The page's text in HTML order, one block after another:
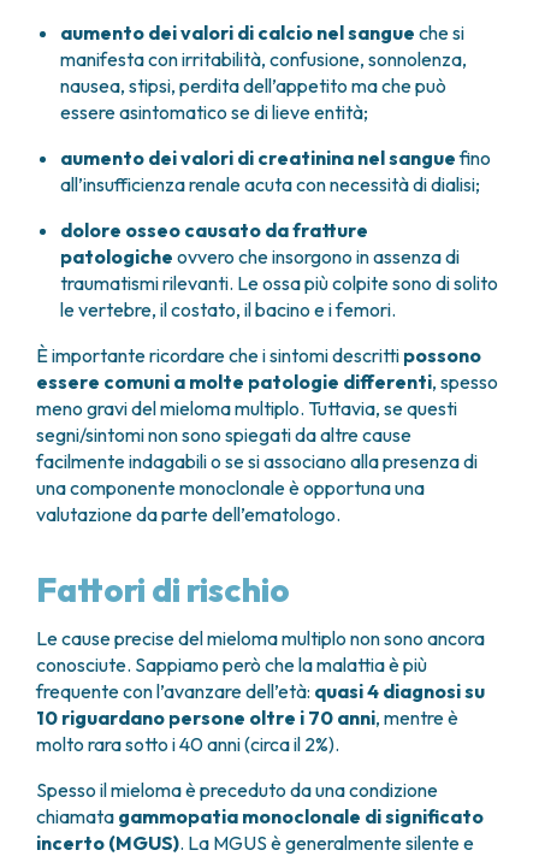
aumento dei valori di calcio nel sangue che si
manifesta con irritabilità, confusione, sonnolenza,
nausea, stipsi, perdita dell’appetito ma che può
essere asintomatico se di lieve entità;
aumento dei valori di creatinina nel sanguefino
all’insufficienza renale acuta con necessità di dialisi;
dolore osseo causato da fratture
patologiche ovvero che insorgono in assenza di
traumatismi rilevanti. Le ossa più colpite sono di solito
le vertebre, il costato, il bacino e i femori.
È importante ricordare che i sintomi descritti possono
essere comuni a molte patologie differenti, spesso
meno gravi del mieloma multiplo. Tuttavia, se questi
segni/sintomi non sono spiegati da altre cause
facilmente indagabili o se si associano alla presenza di
una componente monoclonale è opportuna una
valutazione da parte dell’ematologo.
Fattori di rischio
Le cause precise del mieloma multiplo non sono ancora
conosciute. Sappiamo però che la malattia è più
frequente con l’avanzare dell’età: quasi 4 diagnosi su
10 riguardano persone oltre i 70 anni, mentre è
molto rara sotto i 40 anni (circa il 2%).
Spesso il mieloma è preceduto da una condizione
chiamata gammopatia monoclonale di significato
incerto (MGUS). La MGUS è generalmente silente e